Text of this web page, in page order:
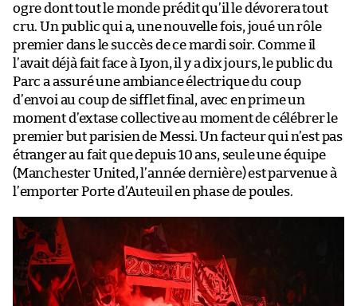
ogre dont tout le monde prédit qu’il le dévorera tout
cru. Un public qui a, une nouvelle fois, joué un rôle
premier dans le succès de ce mardi soir. Comme il
l’avait déjà fait face à Lyon, il y a dix jours, le public du
Parc a assuré une ambiance électrique du coup
d’envoi au coup de sifflet final, avec en prime un
moment d’extase collective au moment de célébrer le
premier but parisien de Messi. Un facteur qui n’est pas
étranger au fait que depuis 10 ans, seule une équipe
(Manchester United, l’année dernière) est parvenue à
l’emporter Porte d’Auteuil en phase de poules.